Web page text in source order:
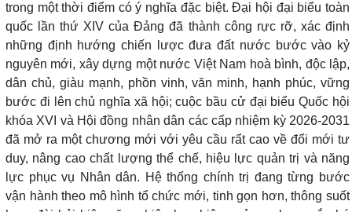
trong một thời điểm có ý nghĩa đặc biệt. Đại hội đại biểu toàn
quốc lần thứ XIV của Đảng đã thành công rực rỡ, xác định
những định hướng chiến lược đưa đất nước bước vào kỷ
nguyên mới, xây dựng một nước Việt Nam hoà bình, độc lập,
dân chủ, giàu mạnh, phồn vinh, văn minh, hạnh phúc, vững
bước đi lên chủ nghĩa xã hội; cuộc bầu cử đại biểu Quốc hội
khóa XVI và Hội đồng nhân dân các cấp nhiệm kỳ 2026-2031
đã mở ra một chương mới với yêu cầu rất cao về đổi mới tư
duy, nâng cao chất lượng thể chế, hiệu lực quản trị và năng
lực phục vụ Nhân dân. Hệ thống chính trị đang từng bước
vận hành theo mô hình tổ chức mới, tinh gọn hơn, thông suốt